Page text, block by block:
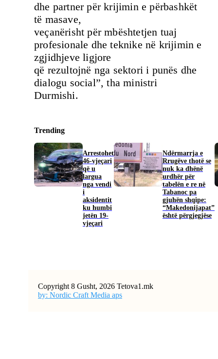
dhe partner për krijimin e përbashkët
të masave,
veçanërisht për mbështetjen tuaj
profesionale dhe teknike në krijimin e
zgjidhjeve ligjore
që rezultojnë nga sektori i punës dhe
dialogu social”, tha ministri
Durmishi.
Trending
Arrestohet
46-vjeçari
që u
largua
nga vendi
i
aksidentit
ku humbi
jetën 19-
vjeçari
Ndërmarrja e
Rrugëve thotë se
nuk ka dhënë
urdhër për
tabelën e re në
Tabanoc pa
gjuhën shqipe:
“Makedonijapat”
është përgjegjëse
Copyright 8 Gusht, 2026 Tetova1.mk
by: Nordic Craft Media aps